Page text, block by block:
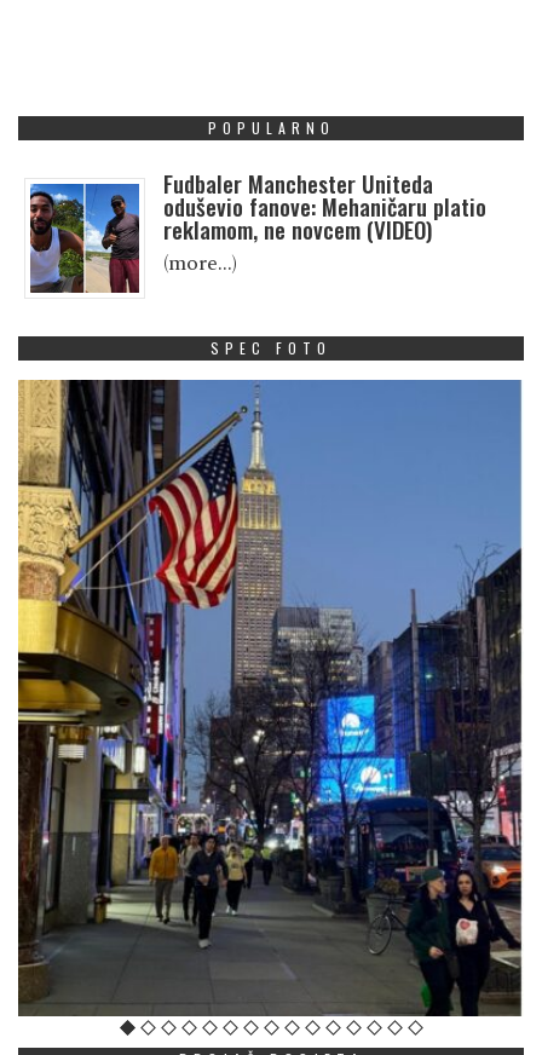
POPULARNO
Fudbaler Manchester Uniteda
oduševio fanove: Mehaničaru platio
reklamom, ne novcem (VIDEO)
(more…)
SPEC FOTO